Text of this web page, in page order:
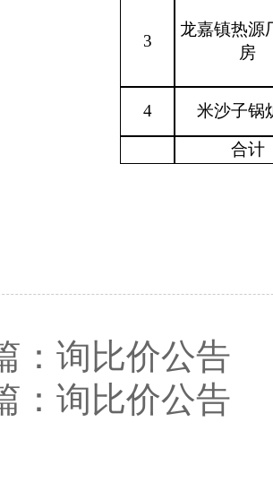
3
龙嘉镇热源
房
4 米沙子锅
合计
： 询比价公告
： 询比价公告